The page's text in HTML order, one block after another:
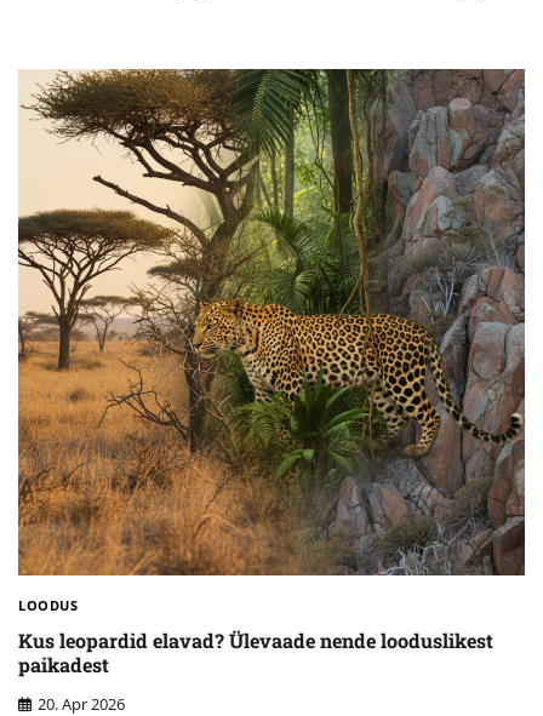
LOODUS
Kus leopardid elavad? Ülevaade nende looduslikest
paikadest
20. Apr 2026